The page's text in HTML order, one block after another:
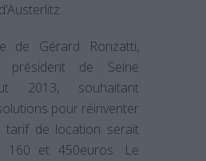
de Gérard Ronzatti,
président de Seine
2013, souhaitant
pour réinventer
tarif de location serait
160 et 450euros. Le